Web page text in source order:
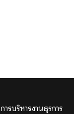
การบริหารงานธุรการ